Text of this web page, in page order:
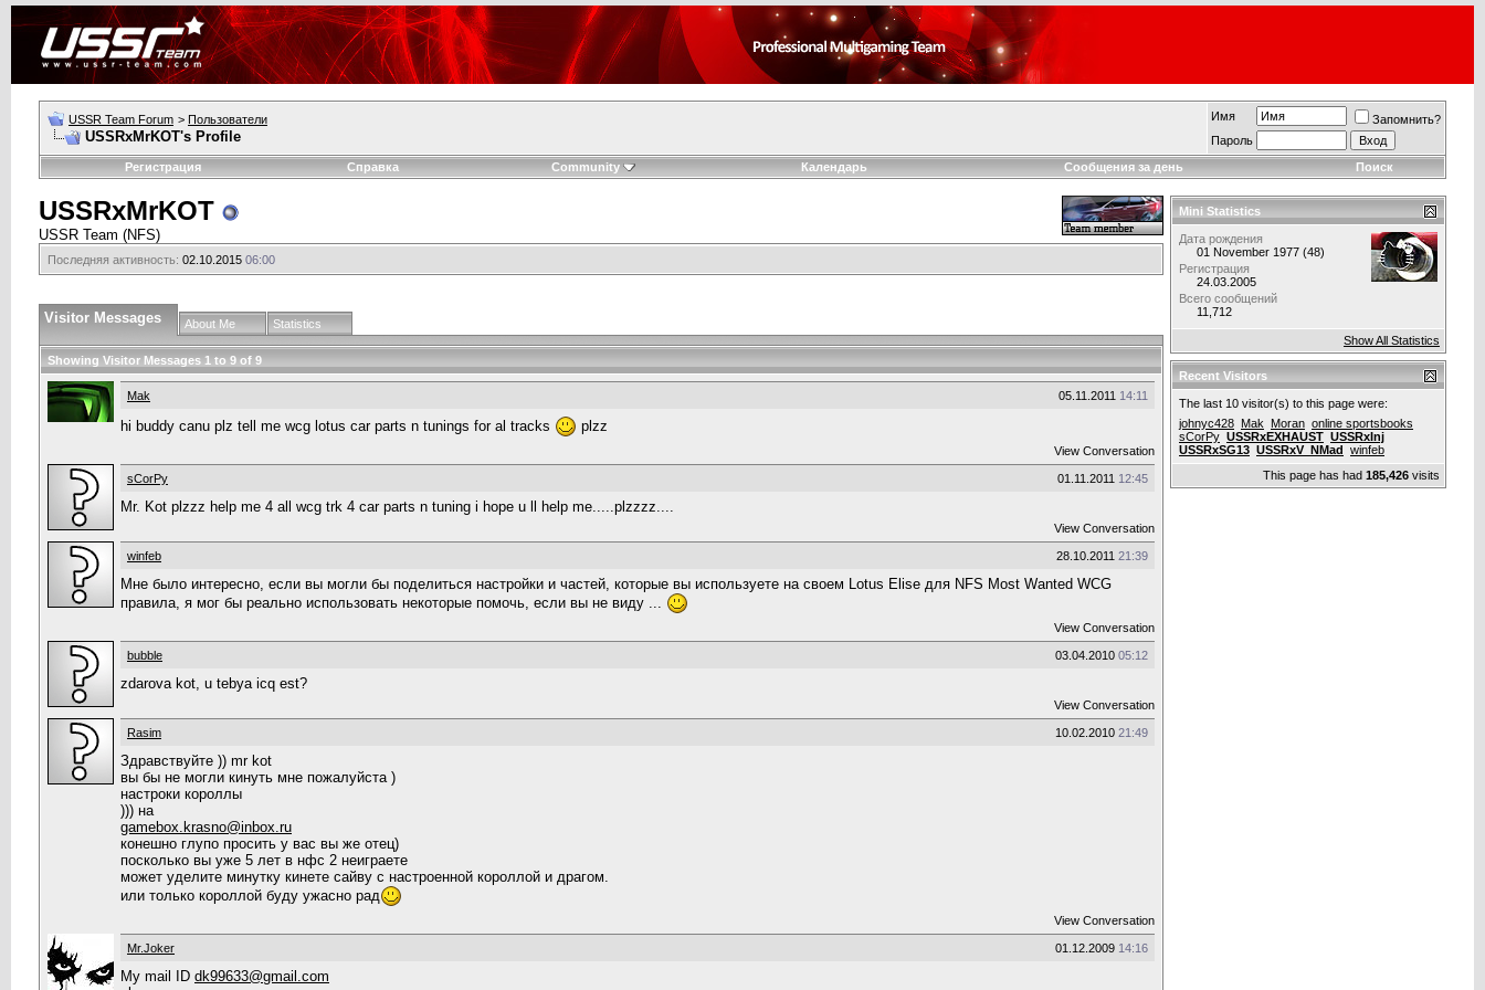
USSR Team Forum > Пользователи
USSRxMrKOT's Profile
Имя
Запомнить?
Пароль
Регистрация
Справка Community Календарь Сообщения за день Поиск
USSRxMrKOT
USSR Team (NFS)
Последняя активность: 02.10.2015 06:00
Visitor Messages About Me Statistics
Showing Visitor Messages 1 to 9 of 9
05.11.2011 14:11
Mak
hi buddy canu plz tell me wcg lotus car parts n tunings for al tracks plzz
View Conversation
01.11.2011 12:45
sCorPy
Mr. Kot plzzz help me 4 all wcg trk 4 car parts n tuning i hope u ll help me.....plzzzz....
View Conversation
28.10.2011 21:39
winfeb
Мне было интересно, если вы могли бы поделиться настройки и частей, которые вы используете на своем Lotus Elise для NFS Most Wanted WCG
правила, я мог бы реально использовать некоторые помочь, если вы не виду ...
View Conversation
03.04.2010 05:12
bubble
zdarova kot, u tebya icq est?
View Conversation
10.02.2010 21:49
Rasim
Здравствуйте )) mr kot
вы бы не могли кинуть мне пожалуйста )
настроки короллы
))) на
gamebox.krasno@inbox.ru
конешно глупо просить у вас вы же отец)
посколько вы уже 5 лет в нфс 2 неиграете
может уделите минутку кинете сайву с настроенной короллой и драгом.
или только короллой буду ужасно рад
View Conversation
01.12.2009 14:16
Mr.Joker
My mail ID dk99633@gmail.com
Mini Statistics
Дата рождения
01 November 1977 (48)
Регистрация
24.03.2005
Всего сообщений
11,712
Show All Statistics
Recent Visitors
The last 10 visitor(s) to this page were:
johnyc428 Mak Moran online sportsbooks
sCorPy USSRxEXHAUST USSRxInj
USSRxSG13 USSRxV_NMad winfeb
This page has had 185,426 visits